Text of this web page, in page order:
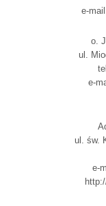
e-
o.
ul.
e-
ul. św.
e-